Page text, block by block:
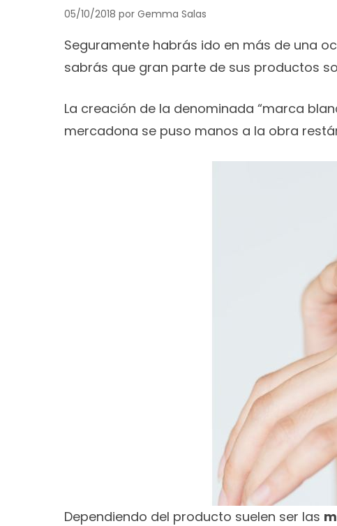
05/10/2018 por Gemma Salas
Seguramente habrás ido en más de una
sabrás que gran parte de sus productos
La creación de la denominada “marca
mercadona se puso manos a la obra
Dependiendo del producto suelen ser las